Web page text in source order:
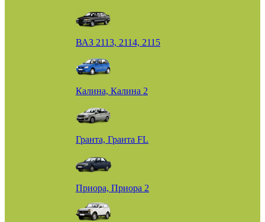
ВАЗ 2113, 2114, 2115
Калина, Калина 2
Гранта, Гранта FL
Приора, Приора 2